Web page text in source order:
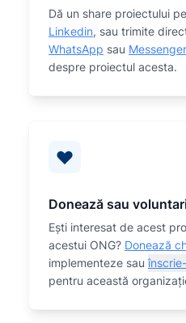
Dă un share proiectului pe
Linkedin, sau trimite
WhatsApp sau Messenger
despre proiectul acesta.
Donează sau
Eşti interesat de acest
acestui ONG? Donează
implementeze sau
pentru această